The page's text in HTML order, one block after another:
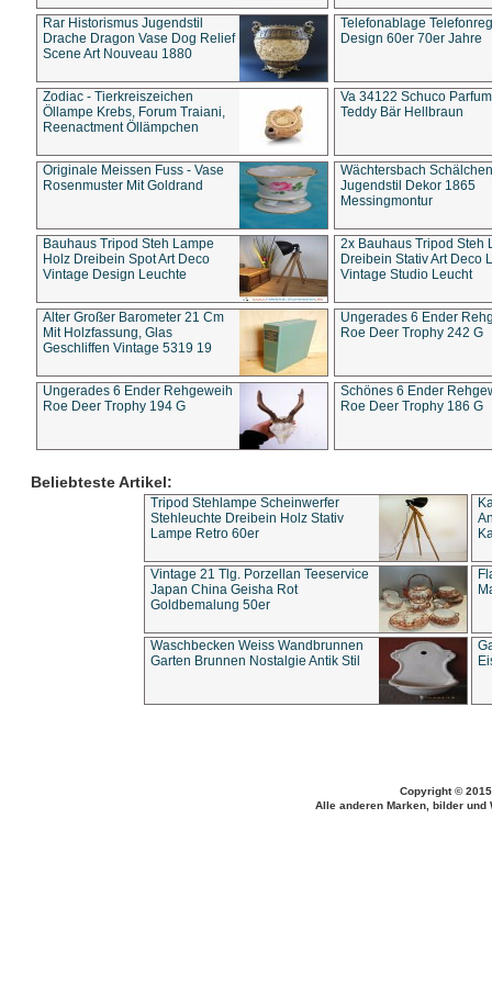
Rar Historismus Jugendstil
Drache Dragon Vase Dog Relief
Scene Art Nouveau 1880
Telefonablage
Design 60er 70er Jahre
Zodiac - Tierkreiszeichen
Öllampe Krebs, Forum Traiani,
Reenactment Öllämpchen
Va 34122 Schuco
Teddy Bär Hellbraun
Originale Meissen Fuss - Vase
Rosenmuster Mit Goldrand
Wächtersbach Schälchen
Jugendstil Dekor 1865
Messingmontur
Bauhaus Tripod Steh Lampe
Holz Dreibein Spot Art Deco
Vintage Design Leuchte
2x Bauhaus Tripod Steh
Dreibein Stativ Art Deco
Vintage Studio Leucht
Alter Großer Barometer 21 Cm
Mit Holzfassung, Glas
Geschliffen Vintage 5319 19
Ungerades 6 Ender
Roe Deer Trophy 242 G
Ungerades 6 Ender Rehgeweih
Roe Deer Trophy 194 G
Schönes 6 Ender
Roe Deer Trophy 186 G
Beliebteste Artikel:
Tripod Stehlampe Scheinwerfer
Stehleuchte Dreibein Holz Stativ
Lampe Retro 60er
Vintage 21 Tlg. Porzellan Teeservice
Japan China Geisha Rot
Goldbemalung 50er
Waschbecken Weiss Wandbrunnen
Garten Brunnen Nostalgie Antik Stil
Copyright ©
Alle anderen Marken, bilder und